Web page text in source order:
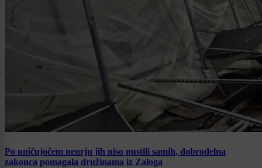
Po uničujočem neurju jih niso pustili samih, dobrodelna
zakonca pomagala družinama iz Zaloga